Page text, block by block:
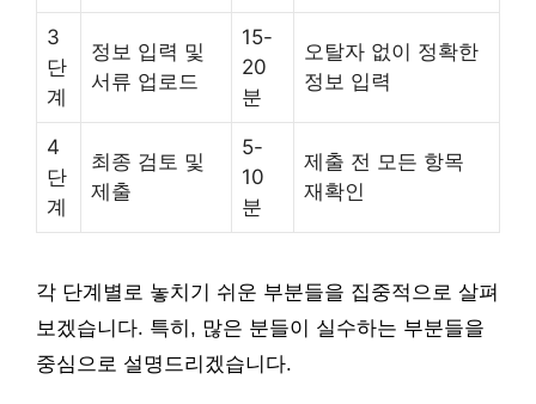
3
단
계
정보 입력 및
서류 업로드
15-
20
분
오탈자 없이 정확한
정보 입력
4
단
계
최종 검토 및
제출
5-
10
분
제출 전 모든 항목
재확인
각 단계별로 놓치기 쉬운 부분들을 집중적으로 살펴
보겠습니다. 특히, 많은 분들이 실수하는 부분들을
중심으로 설명드리겠습니다.